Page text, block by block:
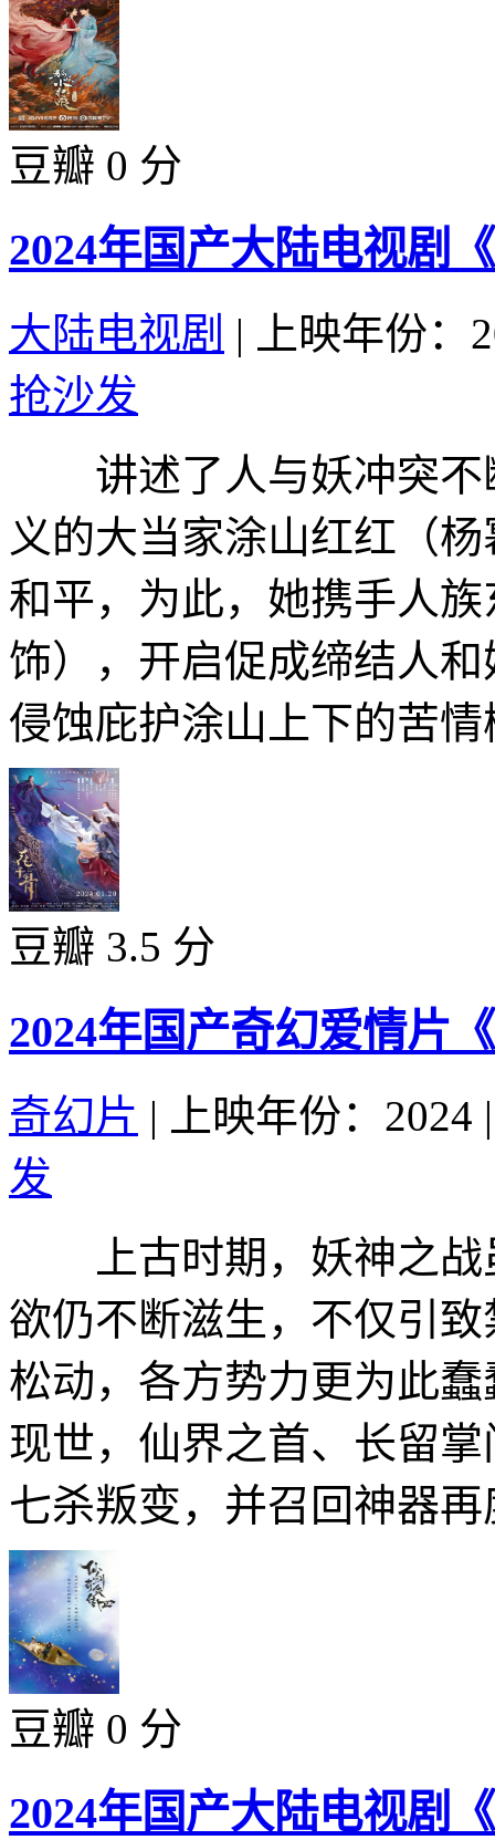
豆瓣 0 分
2024年国产大陆电视剧
大陆电视剧 |
上映年份：
抢沙发
讲述了人与妖冲突不
义的大当家涂山红红（
和平，为此，她携手人
饰），开启促成缔结人
侵蚀庇护涂山上下的苦
豆瓣 3.5 分
2024年国产奇幻爱情片
奇幻片 | 上映年份：2024 |
发
上古时期，妖神之战
欲仍不断滋生，不仅引
松动，各方势力更为此
现世，仙界之首、长留
七杀叛变，并召回神器
豆瓣 0 分
2024年国产大陆电视剧